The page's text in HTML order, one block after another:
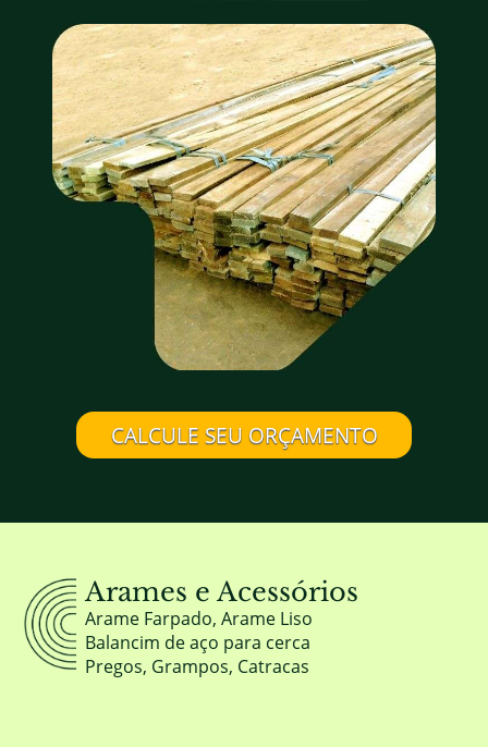
CALCULE SEU ORÇAMENTO
Arames e Acessórios
Arame Farpado, Arame Liso
Balancim de aço para cerca
Pregos, Grampos, Catracas